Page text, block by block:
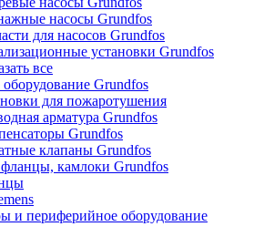
насосы Grundfos
для насосов Grundfos
установки Grundfos
все
Grundfos
для пожаротушения
арматура Grundfos
Grundfos
клапаны Grundfos
камлоки Grundfos
и периферийное оборудование